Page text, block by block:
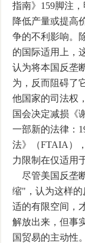
指南》159脚注
降低产量或提高
争的不利影响。
的国际适用上，
认为将本国反垄
为，反而阻碍了
他国家的司法权
国会决定减损《
一部新的法律：
法》（FTAIA）
力限制在仅适用
尽管美国反垄
缩"，认为这样
适的有限空间，
解放出来，但事
国贸易的主动性